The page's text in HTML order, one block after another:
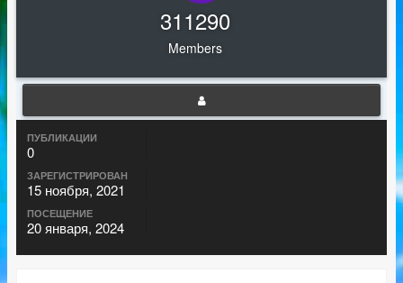
311290
Members
ПУБЛИКАЦИИ
0
ЗАРЕГИСТРИРОВАН
15 ноября, 2021
ПОСЕЩЕНИЕ
20 января, 2024